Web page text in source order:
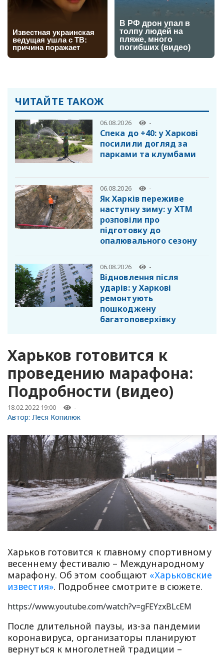
ЧИТАЙТЕ ТАКОЖ
06.08.2026 -
Спека до +40: у Харкові
посилили догляд за
парками та клумбами
06.08.2026 -
Як Харків переживе
наступну зиму: у ХТМ
розповіли про
підготовку до
опалювального сезону
06.08.2026 -
Відновлення після
ударів: у Харкові
ремонтують
пошкоджену
багатоповерхівку
Харьков готовится к
проведению марафона:
Подробности (видео)
18.02.2022 19:00 -
Автор: Леся Копилюк
Харьков готовится к главному спортивному
весеннему фестивалю – Международному
марафону. Об этом сообщают «Харьковские
известия». Подробнее смотрите в сюжете.
https://www.youtube.com/watch?v=gFEYzxBLcEM
После длительной паузы, из-за пандемии
коронавируса, организаторы планируют
вернуться к многолетней традиции –